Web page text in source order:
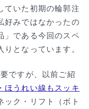
ていた初期の輪郭注
好みではなかったの
」である今回のスペ
となっています。
ですが、以前ご紹
ほうれい線もスッキ
ック・リフト（ボト